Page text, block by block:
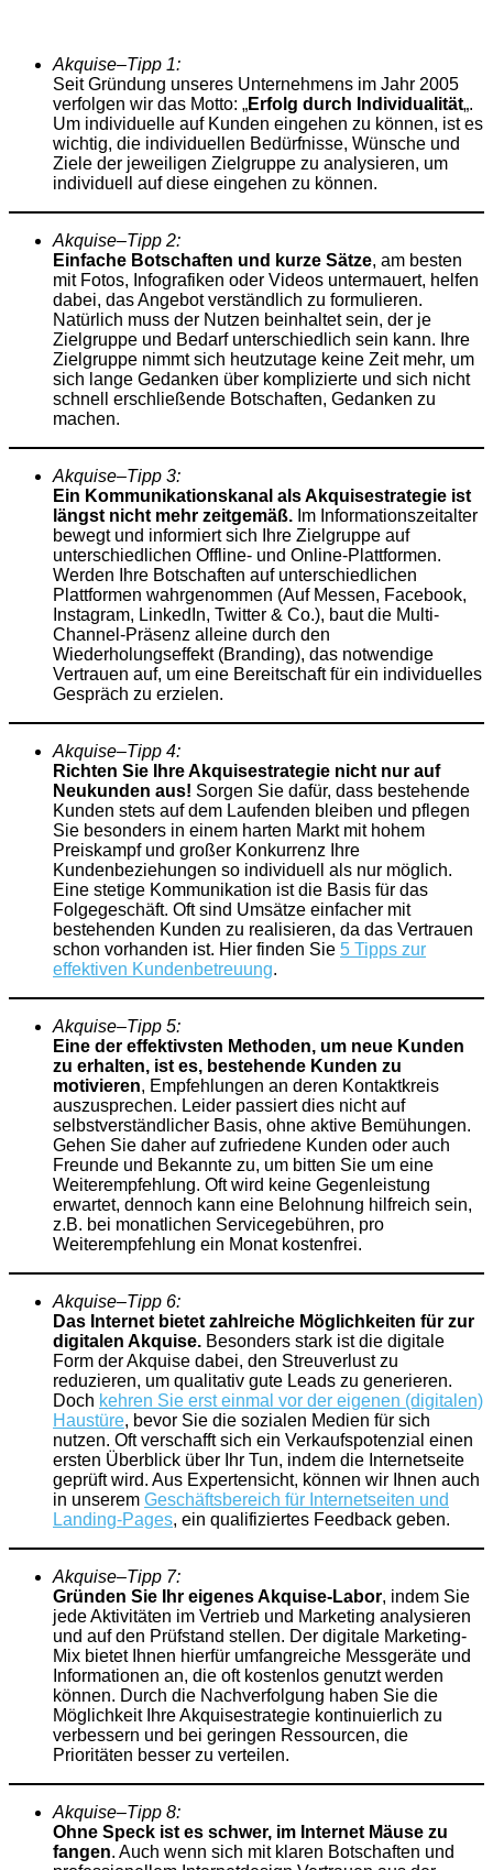
Akquise–Tipp 1:
Seit Gründung unseres Unternehmens im Jahr 2005
verfolgen wir das Motto: „Erfolg durch Individualität„.
Um individuelle auf Kunden eingehen zu können, ist es
wichtig, die individuellen Bedürfnisse, Wünsche und
Ziele der jeweiligen Zielgruppe zu analysieren, um
individuell auf diese eingehen zu können.
Akquise–Tipp 2:
Einfache Botschaften und kurze Sätze, am besten
mit Fotos, Infografiken oder Videos untermauert, helfen
dabei, das Angebot verständlich zu formulieren.
Natürlich muss der Nutzen beinhaltet sein, der je
Zielgruppe und Bedarf unterschiedlich sein kann. Ihre
Zielgruppe nimmt sich heutzutage keine Zeit mehr, um
sich lange Gedanken über komplizierte und sich nicht
schnell erschließende Botschaften, Gedanken zu
machen.
Akquise–Tipp 3:
Ein Kommunikationskanal als Akquisestrategie ist
längst nicht mehr zeitgemäß. Im Informationszeitalter
bewegt und informiert sich Ihre Zielgruppe auf
unterschiedlichen Offline- und Online-Plattformen.
Werden Ihre Botschaften auf unterschiedlichen
Plattformen wahrgenommen (Auf Messen, Facebook,
Instagram, LinkedIn, Twitter & Co.), baut die Multi-
Channel-Präsenz alleine durch den
Wiederholungseffekt (Branding), das notwendige
Vertrauen auf, um eine Bereitschaft für ein individuelles
Gespräch zu erzielen.
Akquise–Tipp 4:
Richten Sie Ihre Akquisestrategie nicht nur auf
Neukunden aus! Sorgen Sie dafür, dass bestehende
Kunden stets auf dem Laufenden bleiben und pflegen
Sie besonders in einem harten Markt mit hohem
Preiskampf und großer Konkurrenz Ihre
Kundenbeziehungen so individuell als nur möglich.
Eine stetige Kommunikation ist die Basis für das
Folgegeschäft. Oft sind Umsätze einfacher mit
bestehenden Kunden zu realisieren, da das Vertrauen
schon vorhanden ist. Hier finden Sie 5 Tipps zur
effektiven Kundenbetreuung.
Akquise–Tipp 5:
Eine der effektivsten Methoden, um neue Kunden
zu erhalten, ist es, bestehende Kunden zu
motivieren, Empfehlungen an deren Kontaktkreis
auszusprechen. Leider passiert dies nicht auf
selbstverständlicher Basis, ohne aktive Bemühungen.
Gehen Sie daher auf zufriedene Kunden oder auch
Freunde und Bekannte zu, um bitten Sie um eine
Weiterempfehlung. Oft wird keine Gegenleistung
erwartet, dennoch kann eine Belohnung hilfreich sein,
z.B. bei monatlichen Servicegebühren, pro
Weiterempfehlung ein Monat kostenfrei.
Akquise–Tipp 6:
Das Internet bietet zahlreiche Möglichkeiten für zur
digitalen Akquise. Besonders stark ist die digitale
Form der Akquise dabei, den Streuverlust zu
reduzieren, um qualitativ gute Leads zu generieren.
Doch kehren Sie erst einmal vor der eigenen (digitalen)
Haustüre, bevor Sie die sozialen Medien für sich
nutzen. Oft verschafft sich ein Verkaufspotenzial einen
ersten Überblick über Ihr Tun, indem die Internetseite
geprüft wird. Aus Expertensicht, können wir Ihnen auch
in unserem Geschäftsbereich für Internetseiten und
Landing-Pages, ein qualifiziertes Feedback geben.
Akquise–Tipp 7:
Gründen Sie Ihr eigenes Akquise-Labor, indem Sie
jede Aktivitäten im Vertrieb und Marketing analysieren
und auf den Prüfstand stellen. Der digitale Marketing-
Mix bietet Ihnen hierfür umfangreiche Messgeräte und
Informationen an, die oft kostenlos genutzt werden
können. Durch die Nachverfolgung haben Sie die
Möglichkeit Ihre Akquisestrategie kontinuierlich zu
verbessern und bei geringen Ressourcen, die
Prioritäten besser zu verteilen.
Akquise–Tipp 8:
Ohne Speck ist es schwer, im Internet Mäuse zu
fangen. Auch wenn sich mit klaren Botschaften und